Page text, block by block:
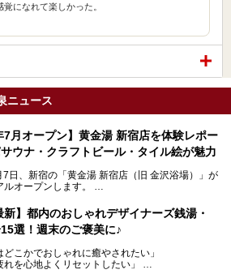
覚になれて楽しかった。
ニュース
7月オープン】黄金湯 新宿店を体験レポー
サウナ・クラフトビール・タイル絵が魅力
日、新宿の「黄金湯 新宿店（旧 金沢浴場）」が
ルオープンします。
スタルジックなタイル絵はそのまま、昔からここ
の人にも、新しく足を運んでくれる人にも愛され
代の"銭湯"として生まれ変わりました。洞窟のよ
ど、新しく登場したスポットも併せて紹介しま
た設備があるのに、基本の入浴料が銭湯価格の5
新】都内のおしゃれデザイナーズ銭湯・
選！週末のご褒美に♪
どこかでおしゃれに癒やされたい」
れを心地よくリセットしたい」